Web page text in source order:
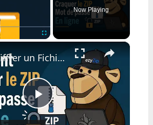
Now Playing
×
Play
Déchiffrer un Fichier ZIP en Ligne Gratuitement (Sans Logiciel)